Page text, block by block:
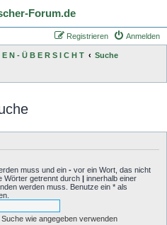
Forum.de
Anmelden
Registrieren
E N - Ü B E R S I C H T
Suche
muss und ein - vor ein Wort, das nicht
Wörter getrennt durch | innerhalb einer
werden muss. Benutze ein * als
wie angegeben verwenden